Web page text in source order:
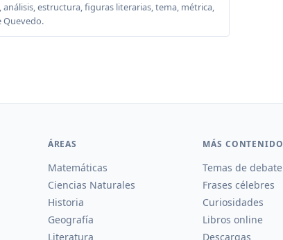
estructura, figuras literarias, tema, métrica,
Quevedo.
ÁREAS
Matemáticas
Ciencias Naturales
Historia
Geografía
Literatura
MÁS CONTENIDO
Temas de debate
Frases célebres
Curiosidades
Libros online
Descargas